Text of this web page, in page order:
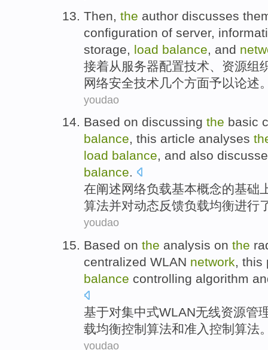
Then the author discusses
configuration of server,
storage
load balance and
接着从 服务器配置技术、 资源组
网络安全技术 几个方面予以论述
youdao
Based on discussing the basic
balance, this article analyses
load balance, and also
balance.
在阐述网络负载基本概念的基础
算法并对动态反馈负载均衡进行
youdao
Based on the analysis on the
centralized WLAN network, this
balance controlling algorithm
基于对集中式WLAN无线资源管
载均衡控制 算法和准入控制 算法
youdao